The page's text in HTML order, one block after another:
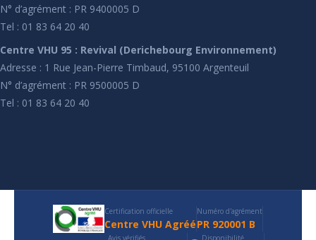
N° d’agrément : PR 9400005 D
Tel : 01 83 64 20 40
Centre VHU 95 : Revival (Derichebourg Environnement)
Adresse : 1 Rue Jean-Pierre Timbaud, 95100 Argenteuil
N° d’agrément : PR 9500005 D
Tel : 01 83 64 20 40
Certification officielle
Centre VHU Agréé
Numéro d'agrément
PR 920001 B
Avis vérifiés Disponibilité